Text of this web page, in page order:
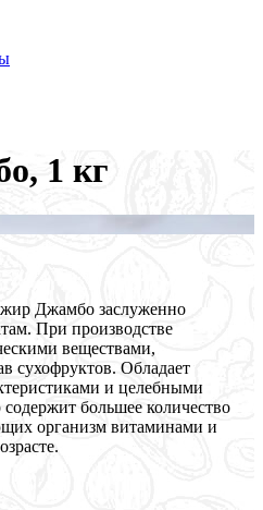
1 кг
Джамбо заслуженно
При производстве
веществами,
сухофруктов. Обладает
и целебными
большее количество
организм витаминами и